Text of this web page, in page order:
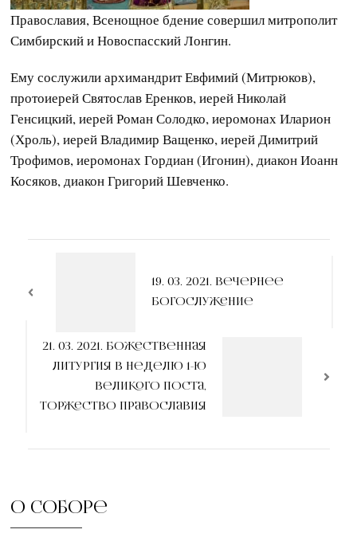
Православия, Всенощное бдение совершил митрополит
Симбирский и Новоспасский Лонгин.
Ему сослужили архимандрит Евфимий (Митрюков),
протоиерей Святослав Еренков, иерей Николай
Генсицкий, иерей Роман Солодко, иеромонах Иларион
(Хроль), иерей Владимир Ващенко, иерей Димитрий
Трофимов, иеромонах Гордиан (Игонин), диакон Иоанн
Косяков, диакон Григорий Шевченко.
по
записям
19. 03. 2021. Вечернее
богослужение
21. 03. 2021. Божественная
литургия в Неделю 1-ю
Великого поста,
Торжество Православия
О соборе